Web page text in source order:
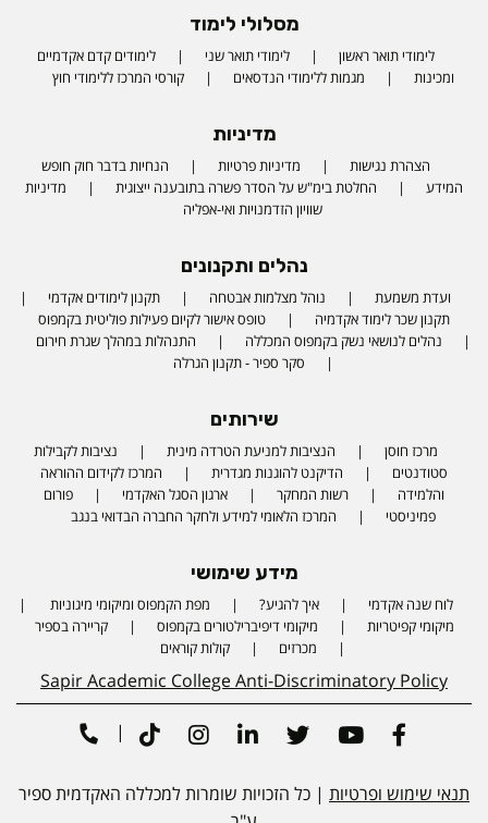
מסלולי לימוד
לימודי תואר ראשון לימודי תואר שני
לימודים קדם אקדמיים
ומכינות
מגמות ללימודי הנדסאים קורסי המרכז ללימודי חוץ
מדיניות
הצהרת נגישות מדיניות פרטיות
הנחיות בדבר חוק חופש
המידע
החלטת בימ"ש על הסדר פשרה בתובענה ייצוגית
מדיניות
שוויון הזדמנויות ואי-אפליה
נהלים ותקנונים
ועדת משמעת נוהל מצלמות אבטחה
תקנון לימודים אקדמי
תקנון שכר לימוד אקדמיה
טופס אישור לקיום פעילות פוליטית בקמפוס
נהלים לנושאי נשק בקמפוס המכללה
התנהלות במהלך שגרת חירום
סקר ספיר - תקנון הגרלה
שירותים
מרכז חוסן הנציבות למניעת הטרדה מינית
נציבות לקבילות
סטודנטים
הדיקנט להוגנות מגדרית
המרכז לקידום ההוראה
והלמידה
רשות המחקר ארגון הסגל האקדמי
פורום
פמיניסטי
המרכז הלאומי למידע ולחקר החברה הבדואי בנגב
מידע שימושי
לוח שנה אקדמי איך להגיע?
מפת הקמפוס ומיקומי מיגוניות
מיקומי קפיטריות
מיקומי דיפיברילטורים בקמפוס
קריירה בספיר
מכרזים
קולות קוראים
Sapir Academic College Anti-Discriminatory Policy
תנאי שימוש ופרטיות | כל הזכויות שומרות למכללה האקדמית ספיר
Facebook
Youtube
Twitter
Linkedin
Instagram
Tiktok
|
Phone number